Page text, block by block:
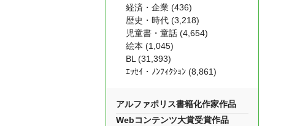
経済・企業 (436)
歴史・時代 (3,218)
児童書・童話 (4,654)
絵本 (1,045)
BL (31,393)
ｴｯｾｲ・ﾉﾝﾌｨｸｼｮﾝ (8,861)
アルファポリス書籍化作家作品
Webコンテンツ大賞受賞作品